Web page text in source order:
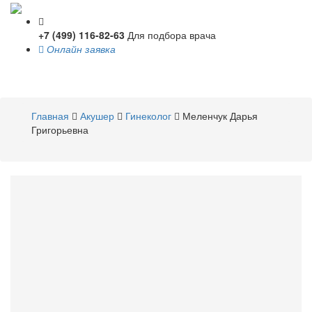
+7 (499) 116-82-63 Для подбора врача
Онлайн заявка
Главная
Акушер Гинеколог
Меленчук Дарья
Григорьевна